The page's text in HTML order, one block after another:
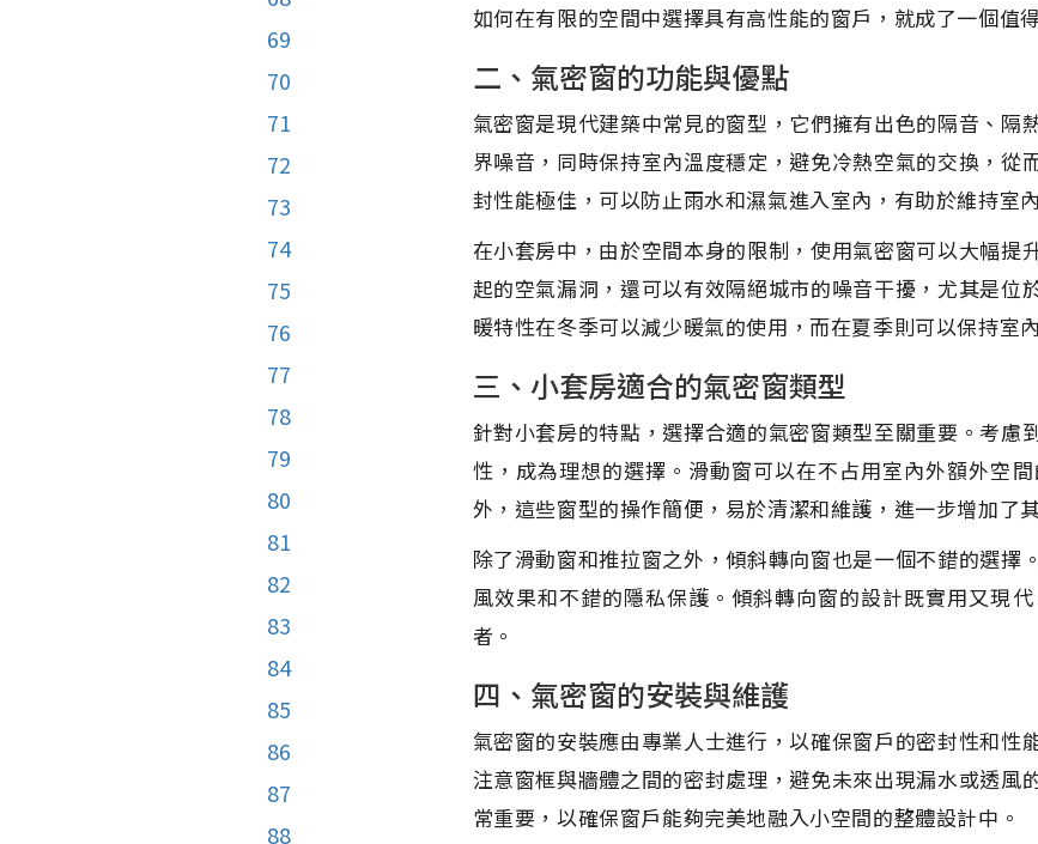
69
70
71
72
73
74
75
76
77
78
79
80
81
82
83
84
85
86
87
88
如何在有限的空間中選擇具有高性能的窗戶，就成了一個值
二、氣密窗的功能與優點
氣密窗是現代建築中常見的窗型，它們擁有出色的隔音、隔
界噪音，同時保持室內溫度穩定，避免冷熱空氣的交換，從
封性能極佳，可以防止雨水和濕氣進入室內，有助於維持室
在小套房中，由於空間本身的限制，使用氣密窗可以大幅提
起的空氣漏洞，還可以有效隔絕城市的噪音干擾，尤其是位
暖特性在冬季可以減少暖氣的使用，而在夏季則可以保持室
三、小套房適合的氣密窗類型
針對小套房的特點，選擇合適的氣密窗類型至關重要。考慮
性，成為理想的選擇。滑動窗可以在不占用室內外額外空
外，這些窗型的操作簡便，易於清潔和維護，進一步增加了
除了滑動窗和推拉窗之外，傾斜轉向窗也是一個不錯的選擇
風效果和不錯的隱私保護。傾斜轉向窗的設計既實用又現
者。
四、氣密窗的安裝與維護
氣密窗的安裝應由專業人士進行，以確保窗戶的密封性和性
注意窗框與牆體之間的密封處理，避免未來出現漏水或透風
常重要，以確保窗戶能夠完美地融入小空間的整體設計中。